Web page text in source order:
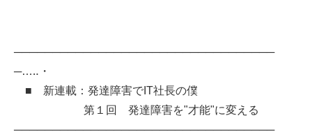
──────────────────────────────────
─…‥・
■ 新連載：発達障害でIT社長の僕
第１回 発達障害を"才能"に変える
──────────────────────────────────